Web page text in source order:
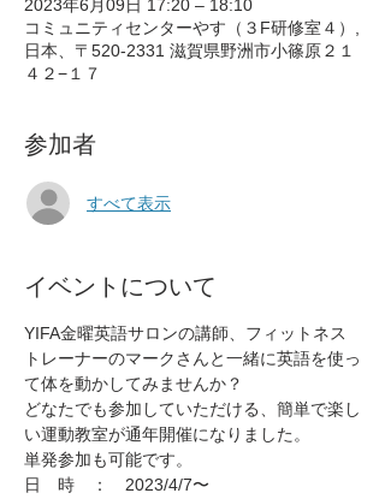
2023年6月09日 17:20 – 18:10
コミュニティセンターやす（３F研修室４）,
日本、〒520-2331 滋賀県野洲市小篠原２１
４２−１７
参加者
すべて表示
イベントについて
YIFA金曜英語サロンの講師、フィットネス
トレーナーのマークさんと一緒に英語を使っ
て体を動かしてみませんか？
どなたでも参加していただける、簡単で楽し
い運動教室が通年開催になりました。
単発参加も可能です。
日　時　：　2023/4/7〜